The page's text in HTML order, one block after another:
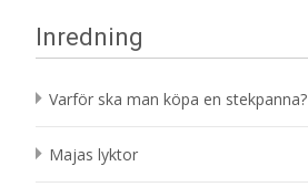
Inredning
Varför ska man köpa en stekpanna?
Majas lyktor